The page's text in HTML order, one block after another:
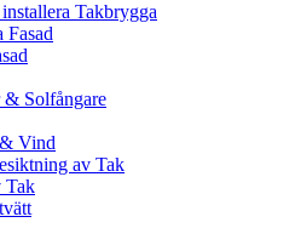
Takbrygga
Fasad
& Solfångare
Vind
av Tak
Tak